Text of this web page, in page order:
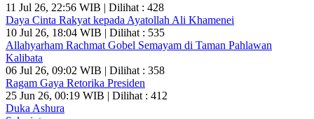
11 Jul 26, 22:56 WIB | Dilihat : 428
Daya Cinta Rakyat kepada Ayatollah Ali Khamenei
10 Jul 26, 18:04 WIB | Dilihat : 535
Allahyarham Rachmat Gobel Semayam di Taman Pahlawan
Kalibata
06 Jul 26, 09:02 WIB | Dilihat : 358
Ragam Gaya Retorika Presiden
25 Jun 26, 00:19 WIB | Dilihat : 412
Duka Ashura